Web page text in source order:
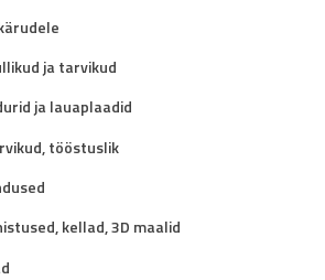
ja tarvikud
ja lauaplaadid
tööstuslik
kellad, 3D maalid